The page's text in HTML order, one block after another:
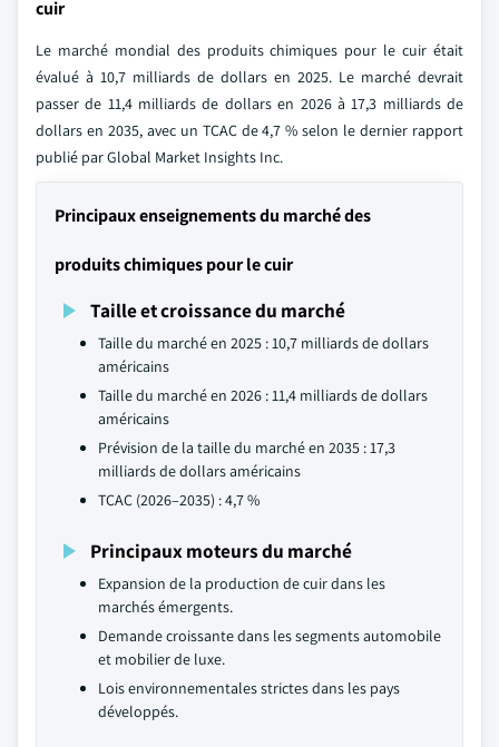
cuir
Le marché mondial des produits chimiques pour le cuir était
évalué à 10,7 milliards de dollars en 2025. Le marché devrait
passer de 11,4 milliards de dollars en 2026 à 17,3 milliards de
dollars en 2035, avec un TCAC de 4,7 % selon le dernier rapport
publié par Global Market Insights Inc.
Principaux enseignements du marché des
produits chimiques pour le cuir
Taille et croissance du marché
Taille du marché en 2025 : 10,7 milliards de dollars
américains
Taille du marché en 2026 : 11,4 milliards de dollars
américains
Prévision de la taille du marché en 2035 : 17,3
milliards de dollars américains
TCAC (2026–2035) : 4,7 %
Principaux moteurs du marché
Expansion de la production de cuir dans les
marchés émergents.
Demande croissante dans les segments automobile
et mobilier de luxe.
Lois environnementales strictes dans les pays
développés.